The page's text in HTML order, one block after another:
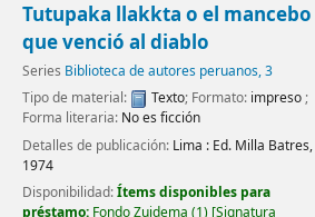
Tutupaka llakkta o el mancebo
que venció al diablo
Series Biblioteca de autores peruanos, 3
Tipo de material:
Texto; Formato: impreso;
Forma literaria: No es ficción
Detalles de publicación: Lima : Ed. Milla Batres,
1974
Disponibilidad:Ítems disponibles para
préstamo: Fondo Zuidema (1) Signatura